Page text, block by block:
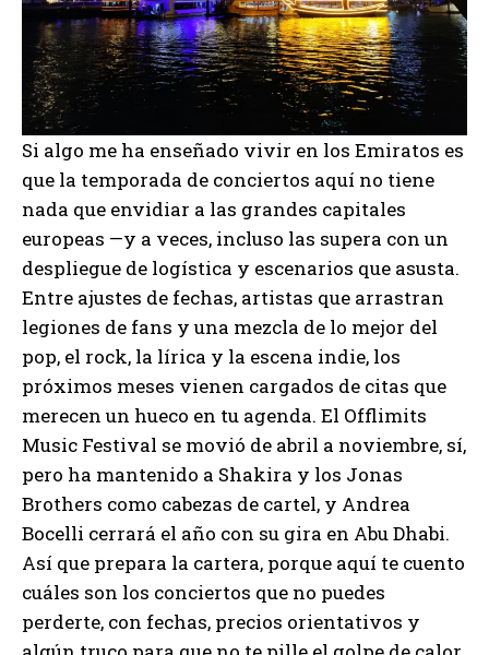
Si algo me ha enseñado vivir en los Emiratos es
que la temporada de conciertos aquí no tiene
nada que envidiar a las grandes capitales
europeas —y a veces, incluso las supera con un
despliegue de logística y escenarios que asusta.
Entre ajustes de fechas, artistas que arrastran
legiones de fans y una mezcla de lo mejor del
pop, el rock, la lírica y la escena indie, los
próximos meses vienen cargados de citas que
merecen un hueco en tu agenda. El Offlimits
Music Festival se movió de abril a noviembre, sí,
pero ha mantenido a Shakira y los Jonas
Brothers como cabezas de cartel, y Andrea
Bocelli cerrará el año con su gira en Abu Dhabi.
Así que prepara la cartera, porque aquí te cuento
cuáles son los conciertos que no puedes
perderte, con fechas, precios orientativos y